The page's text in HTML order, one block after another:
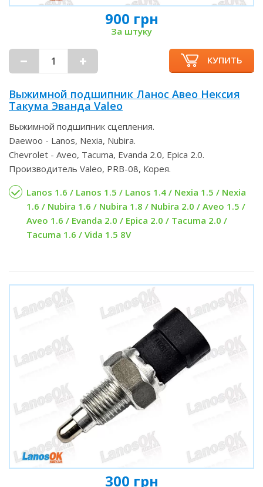
900 грн
За штуку
КУПИТЬ
Выжимной подшипник Ланос Авео Нексия
Такума Эванда Valeo
Выжимной подшипник сцепления.
Daewoo - Lanos, Nexia, Nubira.
Chevrolet - Aveo, Tacuma, Evanda 2.0, Epica 2.0.
Производитель Valeo, PRB-08, Корея.
Lanos 1.6 / Lanos 1.5 / Lanos 1.4 / Nexia 1.5 / Nexia
1.6 / Nubira 1.6 / Nubira 1.8 / Nubira 2.0 / Aveo 1.5 /
Aveo 1.6 / Evanda 2.0 / Epica 2.0 / Tacuma 2.0 /
Tacuma 1.6 / Vida 1.5 8V
300 грн